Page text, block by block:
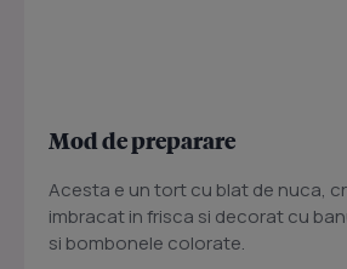
Mod de preparare
Acesta e un tort cu blat de nuca,
imbracat in frisca si decorat cu
si bombonele colorate.